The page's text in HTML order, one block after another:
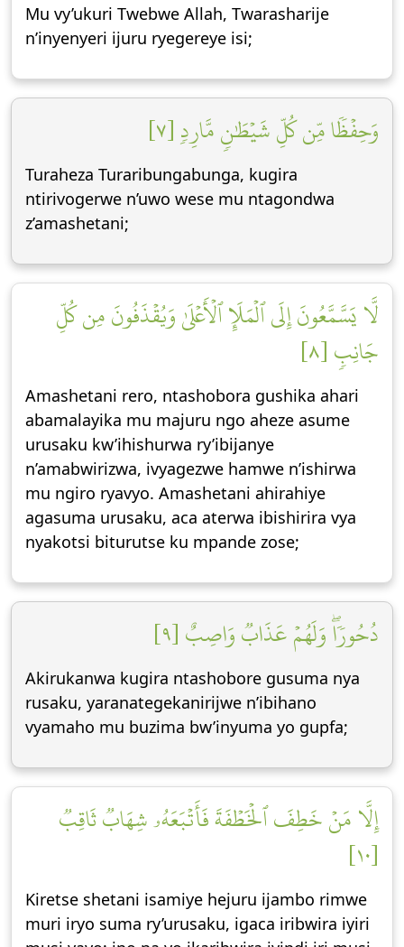
Mu vy’ukuri Twebwe Allah, Twarasharije
n’inyenyeri ijuru ryegereye isi;
وَحِفۡظٗا مِّن كُلِّ شَيۡطَٰنٖ مَّارِدٖ [٧]
Turaheza Turaribungabunga, kugira
ntirivogerwe n’uwo wese mu ntagondwa
z’amashetani;
لَّا يَسَّمَّعُونَ إِلَى ٱلۡمَلَإِ ٱلۡأَعۡلَىٰ وَيُقۡذَفُونَ مِن كُلِّ
جَانِبٖ [٨]
Amashetani rero, ntashobora gushika ahari
abamalayika mu majuru ngo aheze asume
urusaku kw’ihishurwa ry’ibijanye
n’amabwirizwa, ivyagezwe hamwe n’ishirwa
mu ngiro ryavyo. Amashetani ahirahiye
agasuma urusaku, aca aterwa ibishirira vya
nyakotsi biturutse ku mpande zose;
دُحُورٗاۖ وَلَهُمۡ عَذَابٞ وَاصِبٌ [٩]
Akirukanwa kugira ntashobore gusuma nya
rusaku, yaranategekanirijwe n’ibihano
vyamaho mu buzima bw’inyuma yo gupfa;
إِلَّا مَنۡ خَطِفَ ٱلۡخَطۡفَةَ فَأَتۡبَعَهُۥ شِهَابٞ ثَاقِبٞ
[١٠]
Kiretse shetani isamiye hejuru ijambo rimwe
muri iryo suma ry’urusaku, igaca iribwira iyiri